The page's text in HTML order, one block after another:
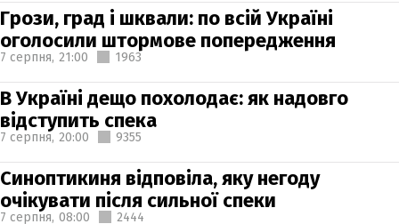
Грози, град і шквали: по всій Україні
оголосили штормове попередження
7 серпня, 21:00 1963
В Україні дещо похолодає: як надовго
відступить спека
7 серпня, 20:00 9355
Синоптикиня відповіла, яку негоду
очікувати після сильної спеки
7 серпня, 08:00 2444